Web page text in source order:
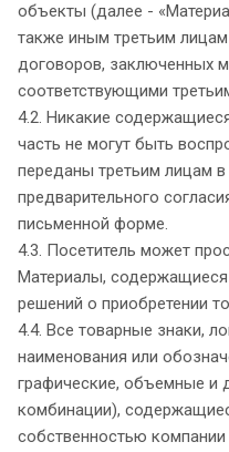
объекты (далее -
также иным третьим
договоров, заключенных
соответствующими
4.2. Никакие
часть не могут быть
переданы третьим лицам
предварительного
письменной форме.
4.3. Посетитель может
Материалы, содержащиеся
решений о приобретении
4.4. Все товарные знаки,
наименования или
графические, объемные и
комбинации),
собственностью